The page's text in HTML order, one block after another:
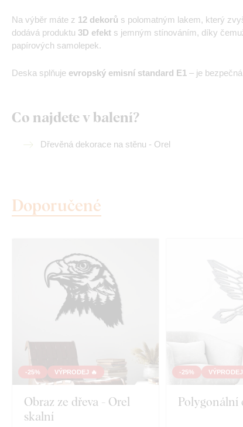
Na výběr máte z 12 dekorů s polomatným lakem, který
dodává produktu 3D efekt s jemným stínováním, díky
papírových samolepek.
Deska splňuje evropský emisní standard E1 – je
Co najdete v balení?
Dřevěná dekorace na stěnu - Orel
Doporučené
-25% VÝPRODEJ 🔥
Obraz ze dřeva - Orel
skalní
-25%
Polygonální